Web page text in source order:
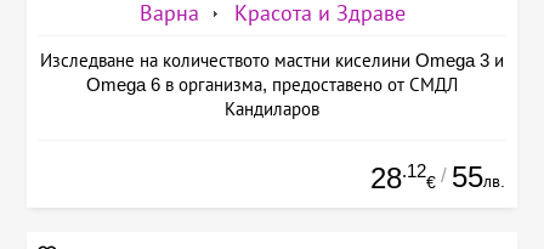
Варна Красота и Здраве
Изследване на количеството мастни киселини Omega 3 и
Omega 6 в организма, предоставено от СМДЛ
Кандиларов
28.12
€ / 55лв.